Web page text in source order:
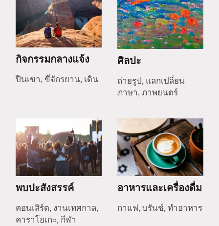
กิจกรรมกลางแจ้ง
ปีนเขา, ขี่จักรยาน, เดิน
ศิลปะ
ถ่ายรูป, แลกเปลี่ยน
ภาษา, ภาพยนตร์
พบปะสังสรรค์
คอนเสิร์ต, งานเทศกาล,
คาราโอเกะ, กีฬา
อาหารและเครื่องดื่ม
กาแฟ, บรันช์, ทำอาหาร